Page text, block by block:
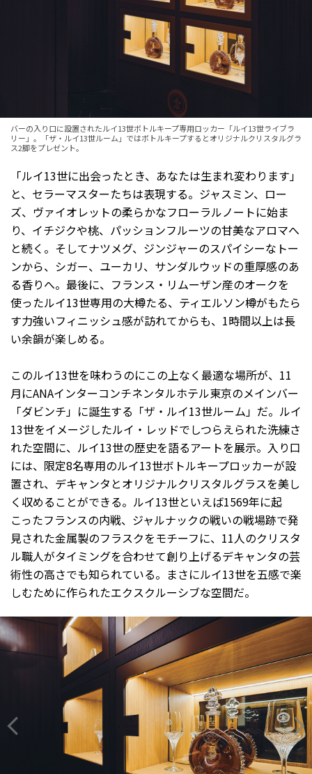
バーの入り口に設置されたルイ13世ボトルキープ専用ロッカー「ルイ13世ライブラ
リー」。「ザ・ルイ13世ルーム」ではボトルキープするとオリジナルクリスタルグラ
ス2脚をプレゼント。
「ルイ13世に出会ったとき、あなたは生まれ変わります」
と、セラーマスターたちは表現する。ジャスミン、ロー
ズ、ヴァイオレットの柔らかなフローラルノートに始ま
り、イチジクや桃、パッションフルーツの甘美なアロマへ
と続く。そしてナツメグ、ジンジャーのスパイシーなトー
ンから、シガー、ユーカリ、サンダルウッドの重厚感のあ
る香りへ。最後に、フランス・リムーザン産のオークを
使ったルイ13世専用の大樽たる、ティエルソン樽がもたら
す力強いフィニッシュ感が訪れてからも、1時間以上は長
い余韻が楽しめる。
このルイ13世を味わうのにこの上なく最適な場所が、11
月にANAインターコンチネンタルホテル東京のメインバー
「ダビンチ」に誕生する「ザ・ルイ13世ルーム」だ。ルイ
13世をイメージしたルイ・レッドでしつらえられた洗練さ
れた空間に、ルイ13世の歴史を語るアートを展示。入り口
には、限定8名専用のルイ13世ボトルキープロッカーが設
置され、デキャンタとオリジナルクリスタルグラスを美し
く収めることができる。ルイ13世といえば1569年に起
こったフランスの内戦、ジャルナックの戦いの戦場跡で発
見された金属製のフラスクをモチーフに、11人のクリスタ
ル職人がタイミングを合わせて創り上げるデキャンタの芸
術性の高さでも知られている。まさにルイ13世を五感で楽
しむために作られたエクスクルーシブな空間だ。